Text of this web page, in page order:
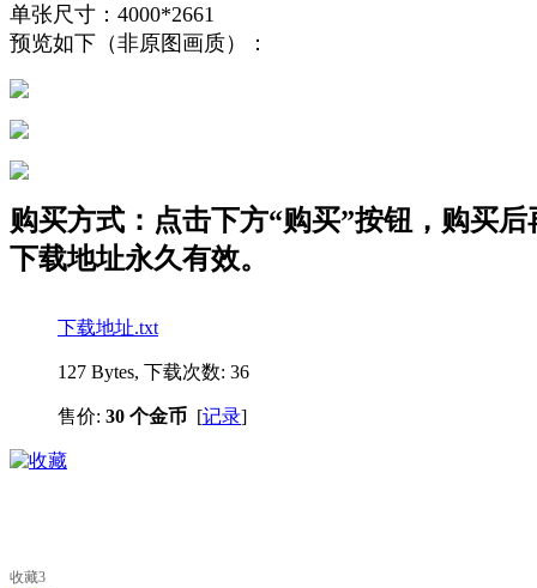
单张尺寸：4000*2661
预览如下（非原图画质）：
购买方式：点击下方“购买”按钮，购买
下载地址永久有效。
下载地址.txt
127 Bytes, 下载次数: 36
售价: 30 个金币 [记录]
收藏3